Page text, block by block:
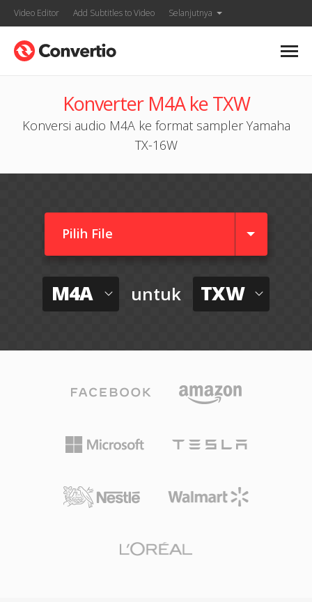
Video Editor Add Subtitles to Video Selanjutnya
Konverter M4A ke TXW
Konversi audio M4A ke format sampler Yamaha
TX-16W
Pilih File
M4A untuk TXW